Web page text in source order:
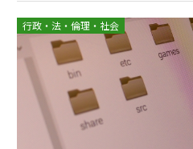
行政・法・倫理・社会